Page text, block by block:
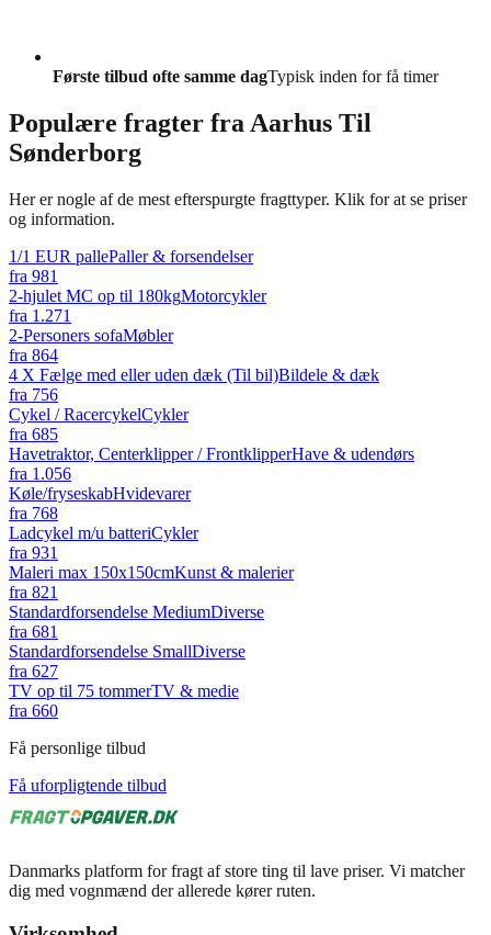
Første tilbud ofte samme dagTypisk inden for få timer
Populære fragter fra Aarhus Til
Sønderborg
Her er nogle af de mest efterspurgte fragttyper. Klik for at se priser
og information.
1/1 EUR pallePaller & forsendelser
fra 981
2-hjulet MC op til 180kgMotorcykler
fra 1.271
2-Personers sofaMøbler
fra 864
4 X Fælge med eller uden dæk (Til bil)Bildele & dæk
fra 756
Cykel / RacercykelCykler
fra 685
Havetraktor, Centerklipper / FrontklipperHave & udendørs
fra 1.056
Køle/fryseskabHvidevarer
fra 768
Ladcykel m/u batteriCykler
fra 931
Maleri max 150x150cmKunst & malerier
fra 821
Standardforsendelse MediumDiverse
fra 681
Standardforsendelse SmallDiverse
fra 627
TV op til 75 tommerTV & medie
fra 660
Få personlige tilbud
Få uforpligtende tilbud
Danmarks platform for fragt af store ting til lave priser. Vi matcher
dig med vognmænd der allerede kører ruten.